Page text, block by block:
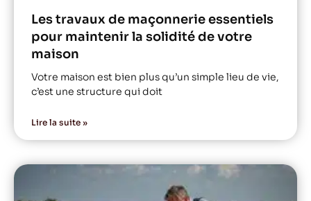
Les travaux de maçonnerie essentiels
pour maintenir la solidité de votre
maison
Votre maison est bien plus qu’un simple lieu de vie,
c’est une structure qui doit
Lire la suite »